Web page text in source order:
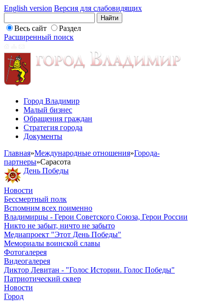
English version Версия для слабовидящих
Весь сайт
Раздел
Расширенный поиск
Город Владимир
Малый бизнес
Обращения граждан
Стратегия города
Документы
Главная»Международные отношения»Города-
партнеры»Сарасота
День Победы
Новости
Бессмертный полк
Вспомним всех поименно
Владимирцы - Герои Советского Союза, Герои России
Никто не забыт, ничто не забыто
Медиапроект "Этот День Победы"
Мемориалы воинской славы
Фотогалерея
Видеогалерея
Диктор Левитан - "Голос Истории. Голос Победы"
Патриотический сквер
Новости
Город